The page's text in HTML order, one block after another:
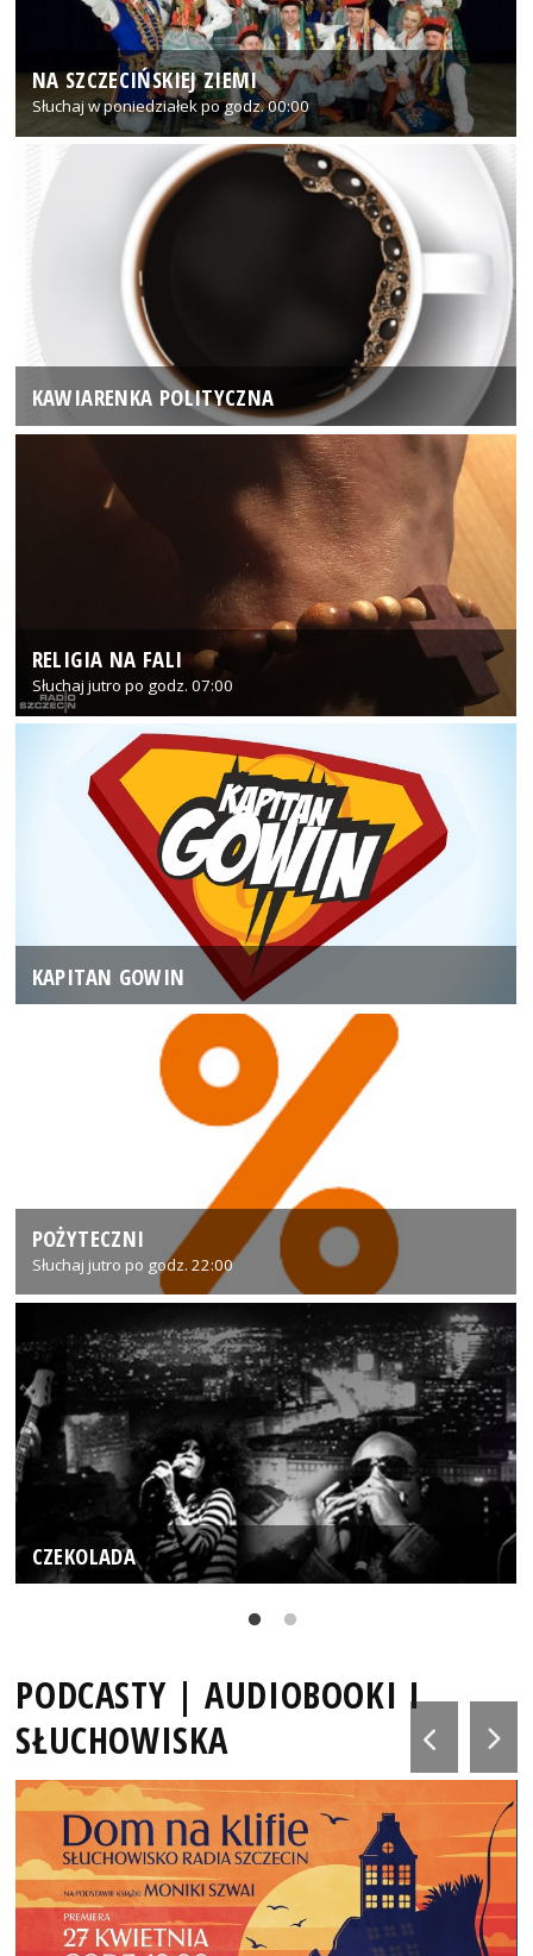
NA SZCZECIŃSKIEJ ZIEMI
Słuchaj w poniedziałek po godz. 00:00
KAWIARENKA POLITYCZNA
RELIGIA NA FALI
Słuchaj jutro po godz. 07:00
KAPITAN GOWIN
POŻYTECZNI
Słuchaj jutro po godz. 22:00
CZEKOLADA
PODCASTY | AUDIOBOOKI I
SŁUCHOWISKA